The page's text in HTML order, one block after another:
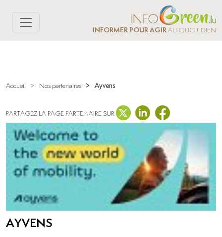
INFORMER POUR AGIRAU QUOTIDIEN
Accueil > Nos partenaires > Ayvens
PARTAGEZ LA PAGE PARTENAIRE SUR
AYVENS